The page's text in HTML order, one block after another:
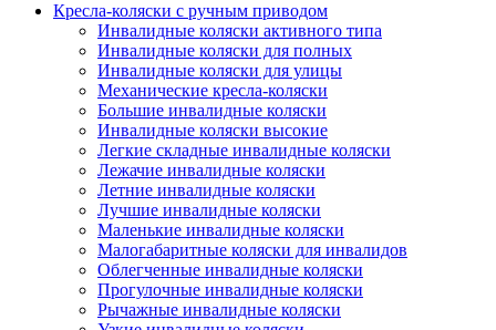
Кресла-коляски с ручным приводом
Инвалидные коляски активного типа
Инвалидные коляски для полных
Инвалидные коляски для улицы
Механические кресла-коляски
Большие инвалидные коляски
Инвалидные коляски высокие
Легкие складные инвалидные коляски
Лежачие инвалидные коляски
Летние инвалидные коляски
Лучшие инвалидные коляски
Маленькие инвалидные коляски
Малогабаритные коляски для инвалидов
Облегченные инвалидные коляски
Прогулочные инвалидные коляски
Рычажные инвалидные коляски